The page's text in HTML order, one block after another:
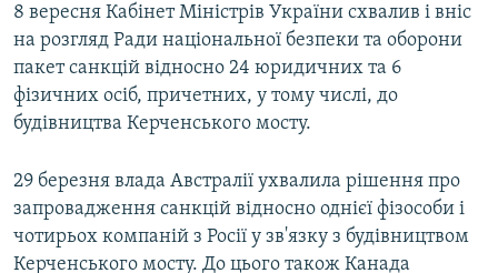
8 вересня Кабінет Міністрів України схвалив і вніс
на розгляд Ради національної безпеки та оборони
пакет санкцій відносно 24 юридичних та 6
фізичних осіб, причетних, у тому числі, до
будівництва Керченського мосту.
29 березня влада Австралії ухвалила рішення про
запровадження санкцій відносно однієї фізособи і
чотирьох компаній з Росії у зв'язку з будівництвом
Керченського мосту. До цього також Канада